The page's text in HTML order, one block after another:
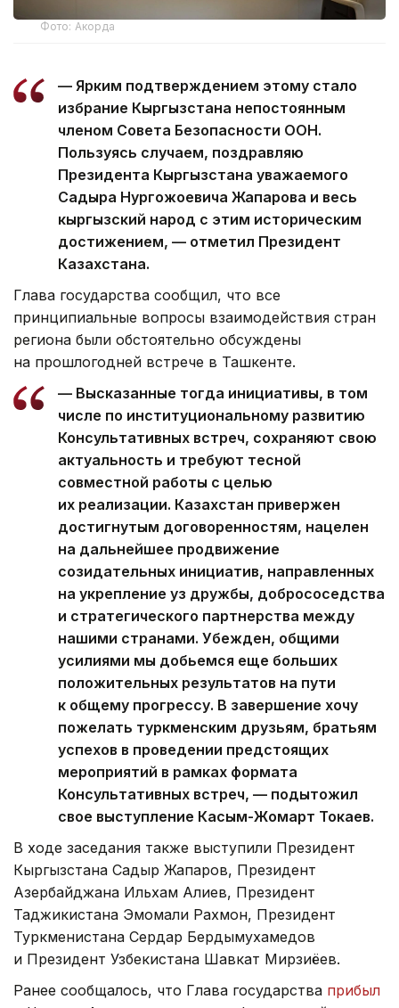
Фото: Акорда
— Ярким подтверждением этому стало
избрание Кыргызстана непостоянным
членом Совета Безопасности ООН.
Пользуясь случаем, поздравляю
Президента Кыргызстана уважаемого
Садыра Нургожоевича Жапарова и весь
кыргызский народ с этим историческим
достижением, — отметил Президент
Казахстана.
Глава государства сообщил, что все
принципиальные вопросы взаимодействия стран
региона были обстоятельно обсуждены
на прошлогодней встрече в Ташкенте.
— Высказанные тогда инициативы, в том
числе по институциональному развитию
Консультативных встреч, сохраняют свою
актуальность и требуют тесной
совместной работы с целью
их реализации. Казахстан привержен
достигнутым договоренностям, нацелен
на дальнейшее продвижение
созидательных инициатив, направленных
на укрепление уз дружбы, добрососедства
и стратегического партнерства между
нашими странами. Убежден, общими
усилиями мы добьемся еще больших
положительных результатов на пути
к общему прогрессу. В завершение хочу
пожелать туркменским друзьям, братьям
успехов в проведении предстоящих
мероприятий в рамках формата
Консультативных встреч, — подытожил
свое выступление Касым-Жомарт Токаев.
В ходе заседания также выступили Президент
Кыргызстана Садыр Жапаров, Президент
Азербайджана Ильхам Алиев, Президент
Таджикистана Эмомали Рахмон, Президент
Туркменистана Сердар Бердымухамедов
и Президент Узбекистана Шавкат Мирзиёев.
Ранее сообщалось, что Глава государства прибыл